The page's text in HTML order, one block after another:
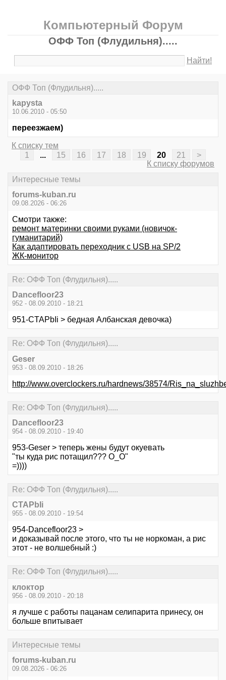
Компьютерный Форум
ОФФ Топ (Флудильня).....
Найти!
ОФФ Топ (Флудильня).....
kapysta
10.06.2010 - 05:50
переезжаем)
К списку тем
1
15 16 17 18 19 20 21
>
К списку форумов
Интересные темы
forums-kuban.ru
09.08.2026 - 06:26
Смотри также:
ремонт материнки своими руками (новичок-
гуманитарий)
Как адаптировать переходник с USB на SP/2
ЖК-монитор
Re: ОФФ Топ (Флудильня).....
Dancefloor23
952 - 08.09.2010 - 18:21
951-CTAPbIi > бедная Албанская девочка)
Re: ОФФ Топ (Флудильня).....
Geser
953 - 08.09.2010 - 18:26
http://www.overclockers.ru/hardnews/38574/
Re: ОФФ Топ (Флудильня).....
Dancefloor23
954 - 08.09.2010 - 19:40
953-Geser > теперь жены будут окуевать
"ты куда рис потащил??? О_О"
=))))
Re: ОФФ Топ (Флудильня).....
CTAPbIi
955 - 08.09.2010 - 19:54
954-Dancefloor23 >
и доказывай после этого, что ты не норкоман, а рис
этот - не волшебный :)
Re: ОФФ Топ (Флудильня).....
клоктор
956 - 08.09.2010 - 20:18
я лучше с работы пацанам селипарита принесу, он
больше впитывает
Интересные темы
forums-kuban.ru
09.08.2026 - 06:26